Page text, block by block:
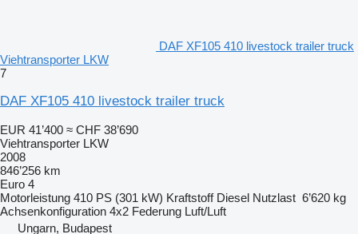
DAF XF105 410 livestock trailer truck
Viehtransporter LKW
7
DAF XF105 410 livestock trailer truck
EUR 41’400 ≈ CHF 38’690
Viehtransporter LKW
2008
846’256 km
Euro 4
Motorleistung 410 PS (301 kW) Kraftstoff Diesel Nutzlast 6’620 kg
Achsenkonfiguration 4x2 Federung Luft/Luft
Ungarn, Budapest